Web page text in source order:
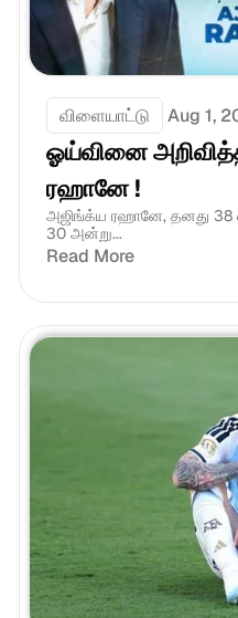
விளையாட்டு Aug 1,
ஓய்வினை
ரஹானே !
அஜிங்க்ய ரஹானே, தனது 38
30 அன்று...
Read More